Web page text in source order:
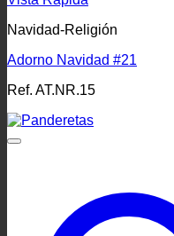
Navidad-Religión
Adorno Navidad #21
Ref. AT.NR.15